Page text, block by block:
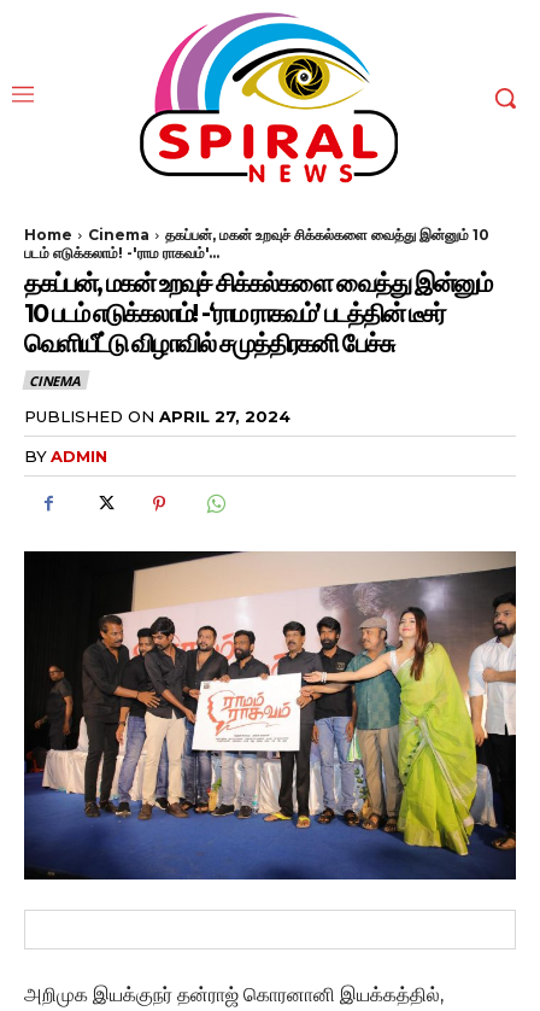
Home Cinema
தகப்பன், மகன் உறவுச் சிக்கல்களை வைத்து இன்னும் 10
படம் எடுக்கலாம்! -'ராம ராகவம்'...
தகப்பன், மகன் உறவுச் சிக்கல்களை வைத்து இன்னும்
10 படம் எடுக்கலாம்! -‘ராம ராகவம்’ படத்தின் டீசர்
வெளியீட்டு விழாவில் சமுத்திரகனி பேச்சு
CINEMA
PUBLISHED ON APRIL 27, 2024
BYADMIN
அறிமுக இயக்குநர் தன்ராஜ் கொரனானி இயக்கத்தில்,